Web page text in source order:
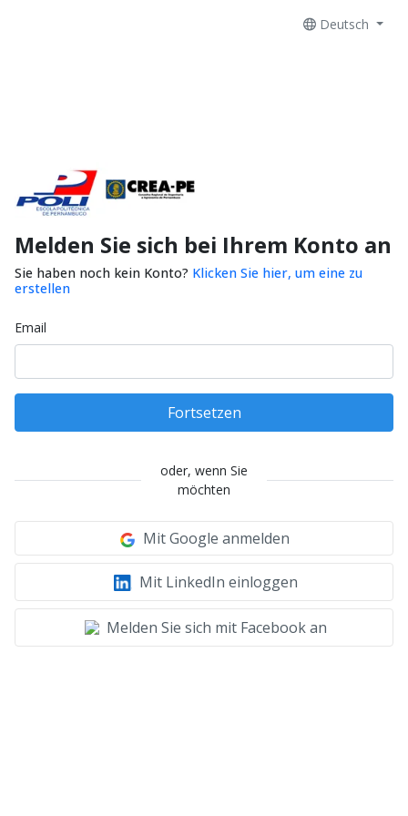
Deutsch
Melden Sie sich bei Ihrem Konto an
Sie haben noch kein Konto? Klicken Sie hier, um eine zu
erstellen
Email
Fortsetzen
oder, wenn Sie
möchten
Mit Google anmelden
Mit LinkedIn einloggen
Melden Sie sich mit Facebook an